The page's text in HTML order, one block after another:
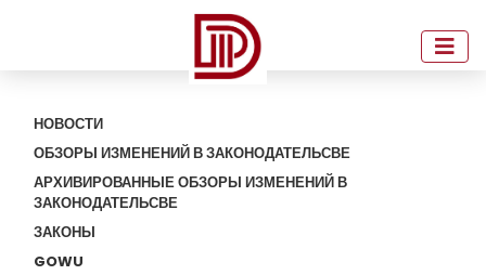
НОВОСТИ
ОБЗОРЫ ИЗМЕНЕНИЙ В ЗАКОНОДАТЕЛЬСВЕ
АРХИВИРОВАННЫЕ ОБЗОРЫ ИЗМЕНЕНИЙ В
ЗАКОНОДАТЕЛЬСВЕ
ЗАКОНЫ
GOWU